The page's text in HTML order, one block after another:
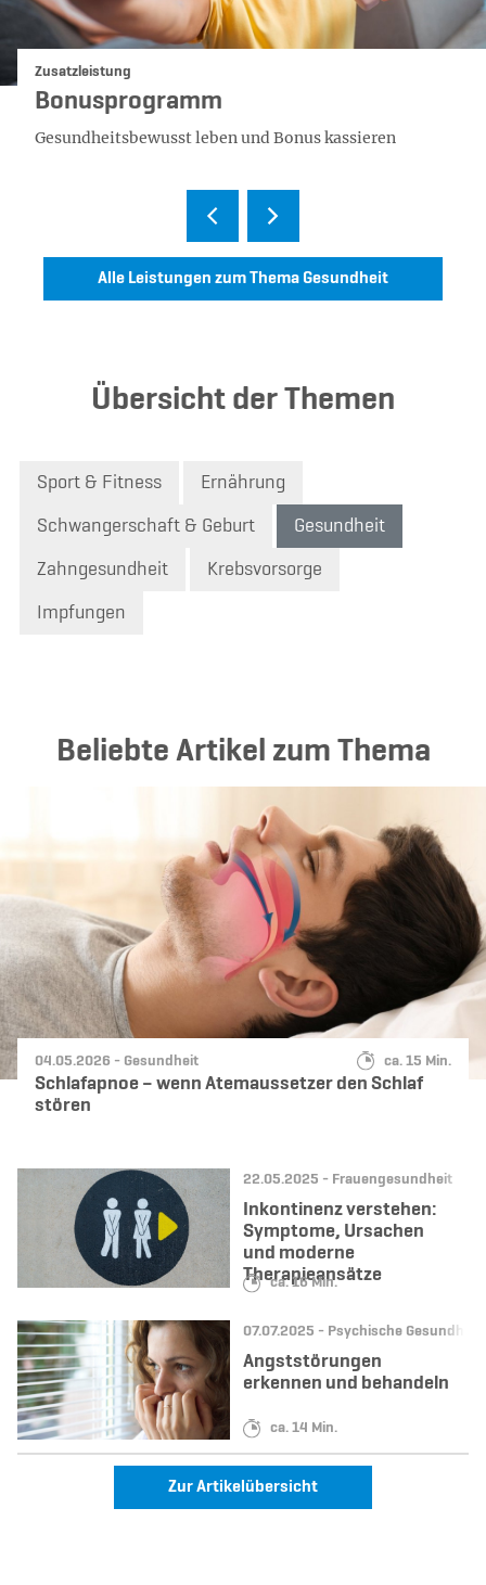
Kategorie:
Zusatzleistung
Bonusprogramm
Gesundheitsbewusst leben und Bonus kassieren
Alle Leistungen zum Thema Gesundheit
Übersicht der Themen
Sport & Fitness Ernährung
Schwangerschaft & Geburt Gesundheit
Zahngesundheit Krebsvorsorge
Impfungen
Beliebte Artikel zum Thema
Datum:
04.05.2026 - Kategorie:
Gesundheit Lesedauer:
ca. 15 Min.
Schlafapnoe – wenn Atemaussetzer den Schlaf
stören
Datum:
22.05.2025 - Kategorie:
Frauengesundheit
Lesedauer:
ca. 16 Min.
Inkontinenz verstehen:
Symptome, Ursachen
und moderne
Therapieansätze
Datum:
07.07.2025 - Kategorie:
Psychische Gesundheit
Lesedauer:
ca. 14 Min.
Angststörungen
erkennen und behandeln
Zur Artikelübersicht